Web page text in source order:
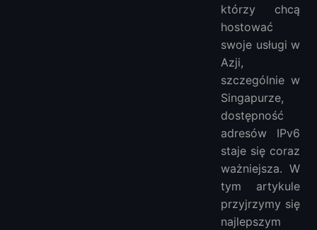
Podsumowanie
którzy chcą
hostować
swoje usługi w
Azji,
szczególnie w
Singapurze,
dostępność
adresów IPv6
staje się coraz
ważniejsza. W
tym artykule
przyjrzymy się
najlepszym